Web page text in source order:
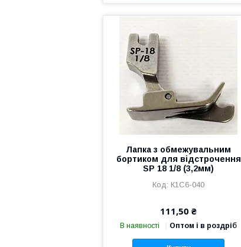
Лапка з обмежувальним
бортиком для відстрочення
SP 18 1/8 (3,2мм)
К1С6-040
111,50 ₴
В наявності Оптом і в роздріб